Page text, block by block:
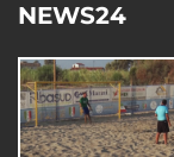
NEWS24